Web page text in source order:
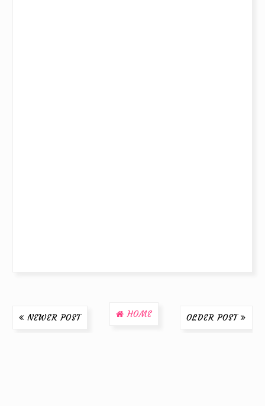
NEWER POST OLDER POST
HOME